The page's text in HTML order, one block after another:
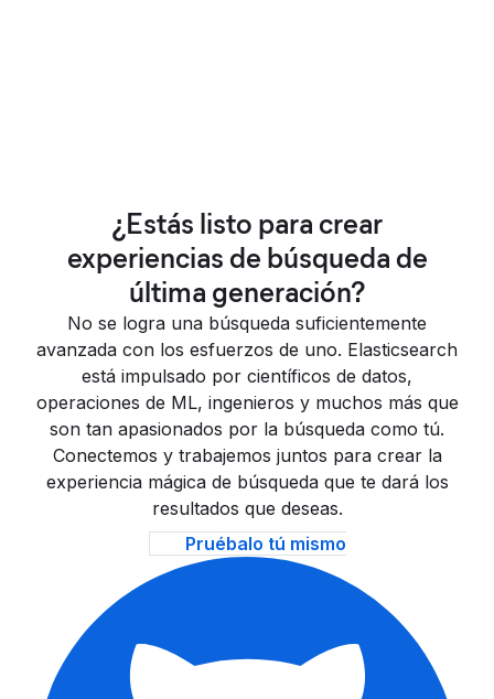
¿Estás listo para crear
experiencias de búsqueda de
última generación?
No se logra una búsqueda suficientemente
avanzada con los esfuerzos de uno. Elasticsearch
está impulsado por científicos de datos,
operaciones de ML, ingenieros y muchos más que
son tan apasionados por la búsqueda como tú.
Conectemos y trabajemos juntos para crear la
experiencia mágica de búsqueda que te dará los
resultados que deseas.
Pruébalo tú mismo